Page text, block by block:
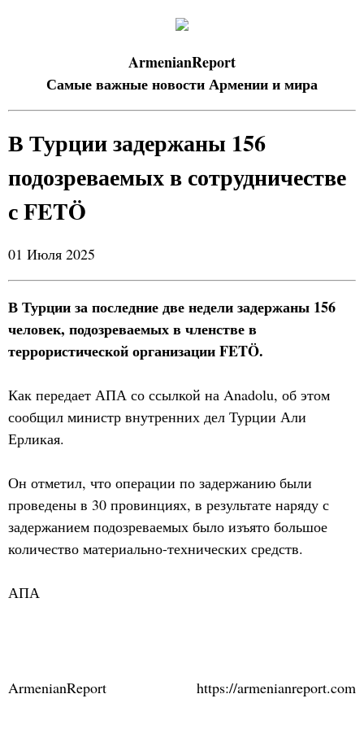
ArmenianReport
Самые важные новости Армении и мира
В Турции задержаны 156
подозреваемых в сотрудничестве
с FETÖ
01 Июля 2025
В Турции за последние две недели задержаны 156
человек, подозреваемых в членстве в
террористической организации FETÖ.
Как передает АПА со ссылкой на Anadolu, об этом
сообщил министр внутренних дел Турции Али
Ерликая.
Он отметил, что операции по задержанию были
проведены в 30 провинциях, в результате наряду с
задержанием подозреваемых было изъято большое
количество материально-технических средств.
АПА
ArmenianReport https://armenianreport.com